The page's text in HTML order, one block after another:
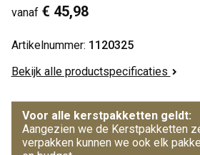
vanaf € 45,98
Artikelnummer: 1120325
Bekijk alle productspecificaties
Voor alle kerstpakketten geldt:
Aangezien we de Kerstpakketten
verpakken kunnen we ook elk